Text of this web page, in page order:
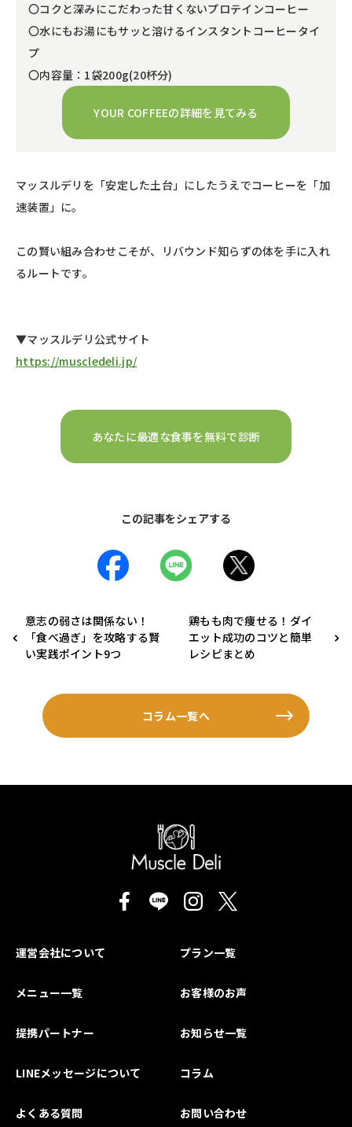
〇コクと深みにこだわった甘くないプロテインコーヒー
〇水にもお湯にもサッと溶けるインスタントコーヒータイ
プ
〇内容量：1袋200g(20杯分)
YOUR COFFEEの詳細を見てみる
マッスルデリを「安定した土台」にしたうえでコーヒーを「加
速装置」に。
この賢い組み合わせこそが、リバウンド知らずの体を手に入れ
るルートです。
▼マッスルデリ公式サイト
https://muscledeli.jp/
あなたに最適な食事を無料で診断
この記事をシェアする
意志の弱さは関係ない！
「食べ過ぎ」を攻略する賢
い実践ポイント9つ
鶏もも肉で痩せる！ダイ
エット成功のコツと簡単
レシピまとめ
コラム一覧へ
運営会社について プラン一覧
メニュー一覧 お客様のお声
提携パートナー お知らせ一覧
LINEメッセージについて コラム
よくある質問 お問い合わせ